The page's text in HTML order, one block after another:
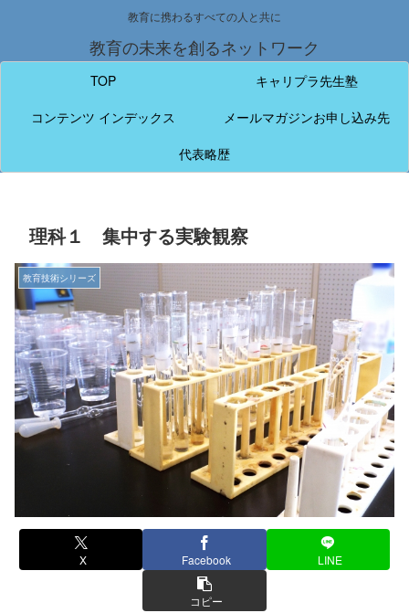
教育に携わるすべての人と共に
教育の未来を創るネットワーク
TOP
キャリプラ先生塾
コンテンツ インデックス
メールマガジンお申し込み先
代表略歴
理科１ 集中する実験観察
教育技術シリーズ
X Facebook LINE
コピー